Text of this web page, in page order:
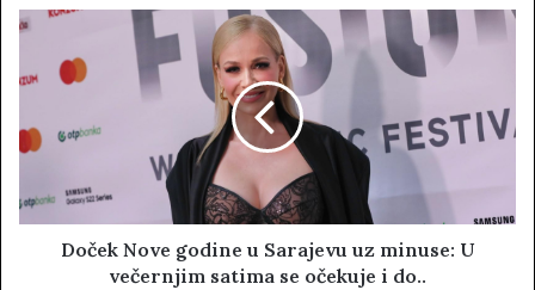
s
i
t
e
Doček Nove godine u Sarajevu uz minuse: U
večernjim satima se očekuje i do..